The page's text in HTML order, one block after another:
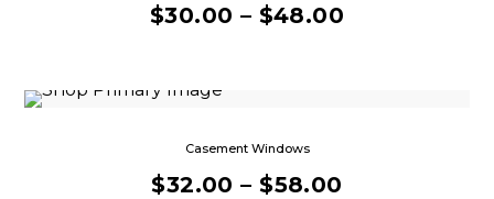
$30.00 – $48.00
Casement Windows
$32.00 –$58.00